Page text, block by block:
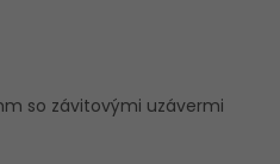
so závitovými uzávermi